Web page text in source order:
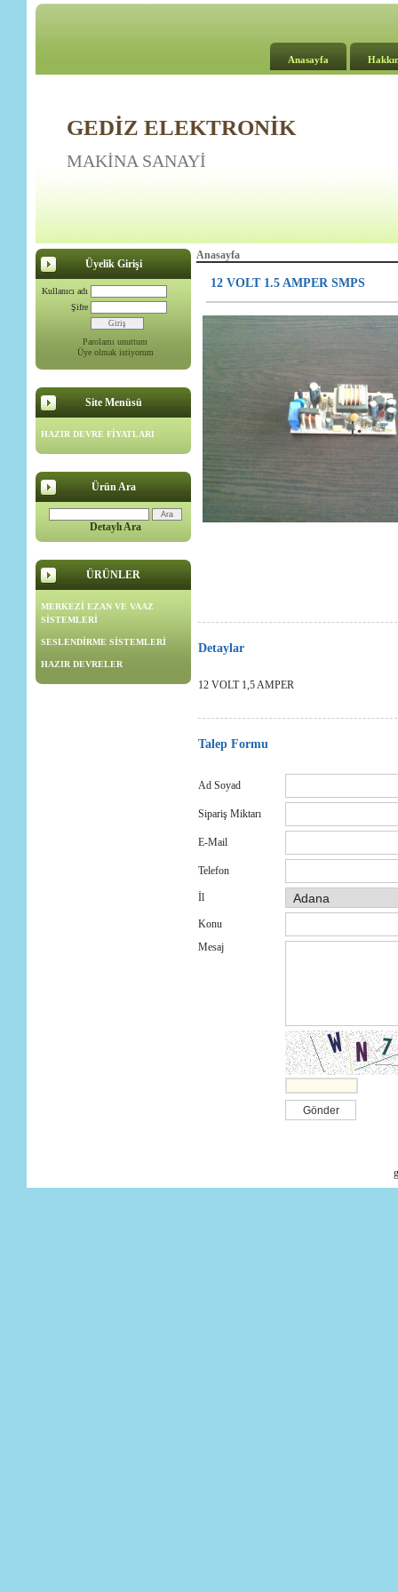
Anasayfa
GEDİZ ELEKTRONİK
MAKİNA SANAYİ
Üyelik Girişi
Kullanıcı adı
Şifre
Parolamı unuttum
Üye olmak istiyorum
Site Menüsü
HAZIR DEVRE FİYATLARI
Ürün Ara
Detaylı Ara
ÜRÜNLER
MERKEZİ EZAN VE VAAZ
SİSTEMLERİ
SESLENDİRME SİSTEMLERİ
HAZIR DEVRELER
Anasayfa
12 VOLT 1.5 AMPER SMPS
Detaylar
12 VOLT 1,5 AMPER
Talep Formu
Ad Soyad
Sipariş Miktarı
E-Mail
Telefon
İl
Konu
Mesaj